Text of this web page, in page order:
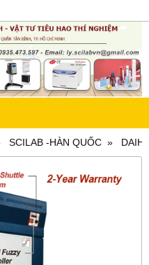
SCILAB -HÀN QUỐC